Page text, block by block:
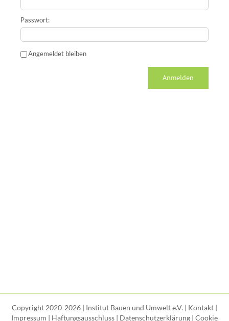
Passwort:
Angemeldet bleiben
Anmelden
Copyright 2020-2026 | Institut Bauen und Umwelt e.V. | Kontakt |
Impressum | Haftungsausschluss | Datenschutzerklärung | Cookie